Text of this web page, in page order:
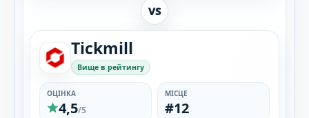
VS
Tickmill
Вище в рейтингу
ОЦІНКА
4,5/5
МІСЦЕ
#12